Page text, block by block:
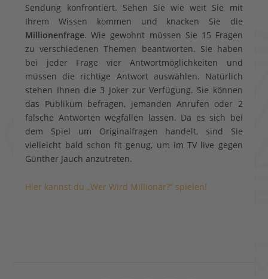
Sendung konfrontiert. Sehen Sie wie weit Sie mit
Ihrem Wissen kommen und knacken Sie die
Millionenfrage. Wie gewohnt müssen Sie 15 Fragen
zu verschiedenen Themen beantworten. Sie haben
bei jeder Frage vier Antwortmöglichkeiten und
müssen die richtige Antwort auswählen. Natürlich
stehen Ihnen die 3 Joker zur Verfügung. Sie können
das Publikum befragen, jemanden Anrufen oder 2
falsche Antworten wegfallen lassen. Da es sich bei
dem Spiel um Originalfragen handelt, sind Sie
vielleicht bald schon fit genug, um im TV live gegen
Günther Jauch anzutreten.
Hier kannst du „Wer Wird Millionär?“ spielen!